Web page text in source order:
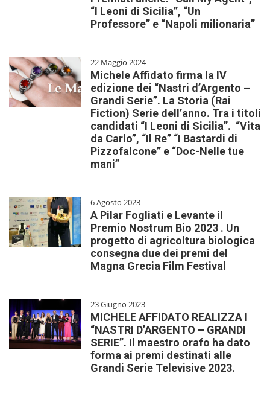
“I Leoni di Sicilia”, “Un
Professore” e “Napoli milionaria”
22 Maggio 2024
Michele Affidato firma la IV
edizione dei “Nastri d’Argento –
Grandi Serie”. La Storia (Rai
Fiction) Serie dell’anno. Tra i titoli
candidati “I Leoni di Sicilia”. “Vita
da Carlo”, “Il Re” “I Bastardi di
Pizzofalcone” e “Doc-Nelle tue
mani”
6 Agosto 2023
A Pilar Fogliati e Levante il
Premio Nostrum Bio 2023 . Un
progetto di agricoltura biologica
consegna due dei premi del
Magna Grecia Film Festival
23 Giugno 2023
MICHELE AFFIDATO REALIZZA I
“NASTRI D’ARGENTO – GRANDI
SERIE”. Il maestro orafo ha dato
forma ai premi destinati alle
Grandi Serie Televisive 2023.